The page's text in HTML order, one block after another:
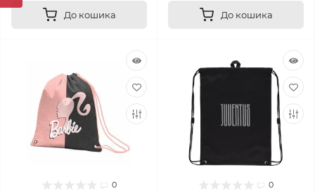
До кошика До кошика
0 0